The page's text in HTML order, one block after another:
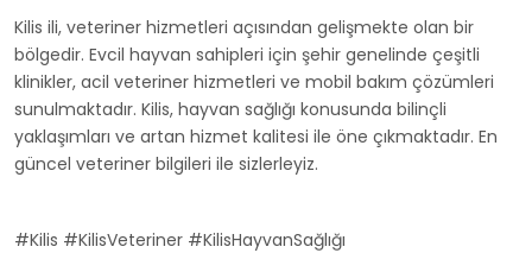
Kilis ili, veteriner hizmetleri açısından gelişmekte olan bir
bölgedir. Evcil hayvan sahipleri için şehir genelinde çeşitli
klinikler, acil veteriner hizmetleri ve mobil bakım çözümleri
sunulmaktadır. Kilis, hayvan sağlığı konusunda bilinçli
yaklaşımları ve artan hizmet kalitesi ile öne çıkmaktadır. En
güncel veteriner bilgileri ile sizlerleyiz.
#Kilis #KilisVeteriner #KilisHayvanSağlığı